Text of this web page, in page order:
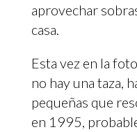
aprovechar
casa.
Esta vez en la
no hay una taza,
pequeñas que
en 1995,